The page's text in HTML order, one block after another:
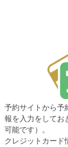
予約サイトから予
報を入力をしてお
可能です）。
クレジットカー